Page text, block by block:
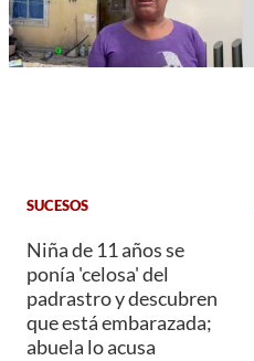
SUCESOS
Niña de 11 años se
ponía 'celosa' del
padrastro y descubren
que está embarazada;
abuela lo acusa